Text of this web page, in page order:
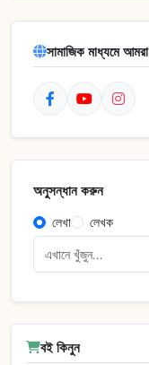
সামাজিক মাধ্যমে আমরা
অনুসন্ধান করুন
লেখা লেখক
বই কিনুন